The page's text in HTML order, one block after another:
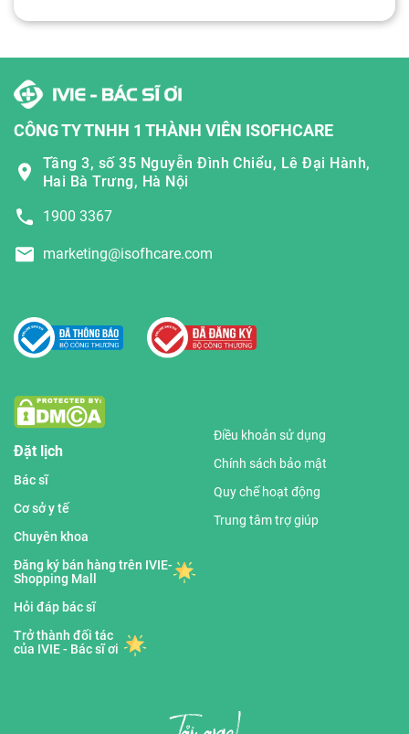
CÔNG TY TNHH 1 THÀNH VIÊN ISOFHCARE
Tầng 3, số 35 Nguyễn Đình Chiểu, Lê Đại Hành,
Hai Bà Trưng, Hà Nội
1900 3367
marketing@isofhcare.com
Đặt lịch
Bác sĩ
Cơ sở y tế
Chuyên khoa
Đăng ký bán hàng trên IVIE-
Shopping Mall
Hỏi đáp bác sĩ
Trở thành đối tác
của IVIE - Bác sĩ ơi
Điều khoản sử dụng
Chính sách bảo mật
Quy chế hoạt động
Trung tâm trợ giúp